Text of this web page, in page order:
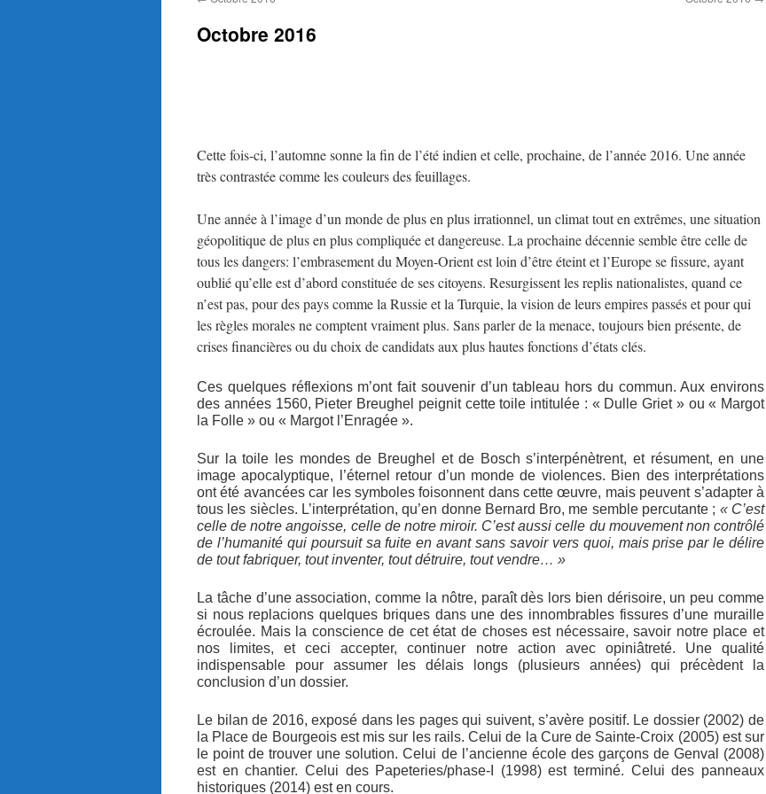
Octobre 2016
Cette fois-ci, l’automne sonne la fin de l’été indien et celle, prochaine, de l’année 2016. Une année
très contrastée comme les couleurs des feuillages.
Une année à l’image d’un monde de plus en plus irrationnel, un climat tout en extrêmes, une situation
géopolitique de plus en plus compliquée et dangereuse. La prochaine décennie semble être celle de
tous les dangers: l’embrasement du Moyen-Orient est loin d’être éteint et l’Europe se fissure, ayant
oublié qu’elle est d’abord constituée de ses citoyens. Resurgissent les replis nationalistes, quand ce
n’est pas, pour des pays comme la Russie et la Turquie, la vision de leurs empires passés et pour qui
les règles morales ne comptent vraiment plus. Sans parler de la menace, toujours bien présente, de
crises financières ou du choix de candidats aux plus hautes fonctions d’états clés.
Ces quelques réflexions m’ont fait souvenir d’un tableau hors du commun. Aux environs
des années 1560, Pieter Breughel peignit cette toile intitulée : « Dulle Griet » ou « Margot
la Folle » ou « Margot l’Enragée ».
Sur la toile les mondes de Breughel et de Bosch s’interpénètrent, et résument, en une
image apocalyptique, l’éternel retour d’un monde de violences. Bien des interprétations
ont été avancées car les symboles foisonnent dans cette œuvre, mais peuvent s’adapter à
tous les siècles. L’interprétation, qu’en donne Bernard Bro, me semble percutante ; « C’est
celle de notre angoisse, celle de notre miroir. C’est aussi celle du mouvement non contrôlé
de l’humanité qui poursuit sa fuite en avant sans savoir vers quoi, mais prise par le délire
de tout fabriquer, tout inventer, tout détruire, tout vendre… »
La tâche d’une association, comme la nôtre, paraît dès lors bien dérisoire, un peu comme
si nous replacions quelques briques dans une des innombrables fissures d’une muraille
écroulée. Mais la conscience de cet état de choses est nécessaire, savoir notre place et
nos limites, et ceci accepter, continuer notre action avec opiniâtreté. Une qualité
indispensable pour assumer les délais longs (plusieurs années) qui précèdent la
conclusion d’un dossier.
Le bilan de 2016, exposé dans les pages qui suivent, s’avère positif. Le dossier (2002) de
la Place de Bourgeois est mis sur les rails. Celui de la Cure de Sainte-Croix (2005) est sur
le point de trouver une solution. Celui de l’ancienne école des garçons de Genval (2008)
est en chantier. Celui des Papeteries/phase-I (1998) est terminé. Celui des panneaux
historiques (2014) est en cours.